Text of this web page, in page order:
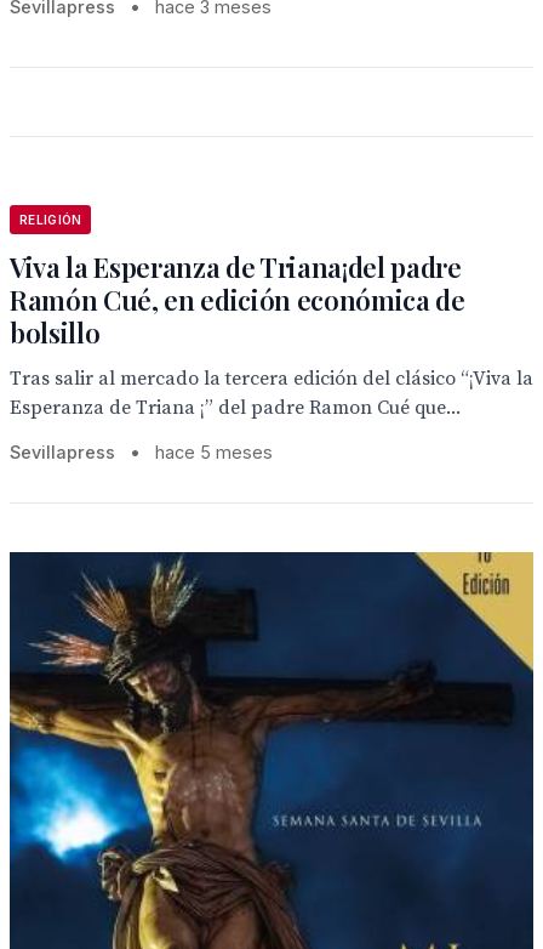
Sevillapress • hace 3 meses
RELIGIÓN
Viva la Esperanza de Triana¡del padre
Ramón Cué, en edición económica de
bolsillo
Tras salir al mercado la tercera edición del clásico “¡Viva la
Esperanza de Triana ¡” del padre Ramon Cué que...
Sevillapress • hace 5 meses